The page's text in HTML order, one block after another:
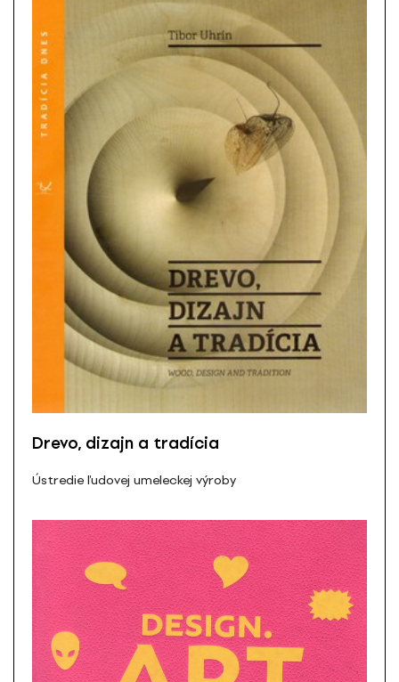
Drevo, dizajn a tradícia
Ústredie ľudovej umeleckej výroby